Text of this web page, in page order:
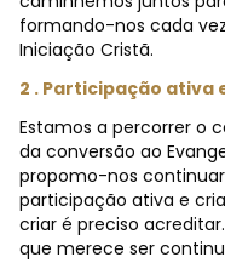
formando-nos cada
Iniciação Cristã.
2 . Participação ativa
Estamos a percorrer o
da conversão ao
propomo-nos
participação ativa e
criar é preciso acreditar.
que merece ser